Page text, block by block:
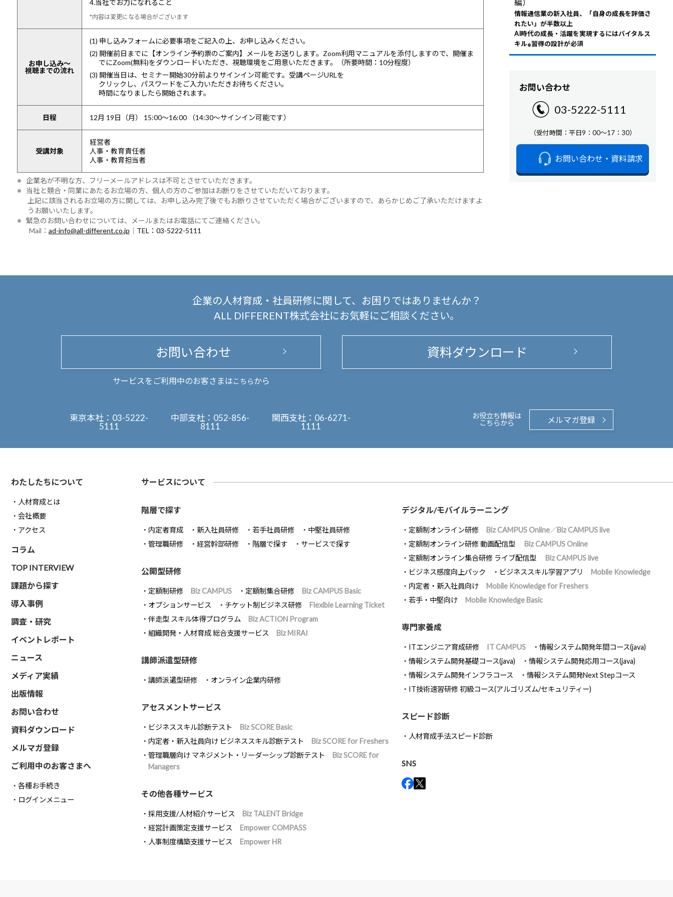
4.当社でお力になれること
*内容は変更になる場合がございます
お申し込み～
視聴までの流れ
(1) 申し込みフォームに必要事項をご記入の上、お申し込みください。
(2) 開催前日までに【オンライン予約票のご案内】メールをお送りします。Zoom利用マニュアルを添付しますので、開催ま
でにZoom(無料)をダウンロードいただき、視聴環境をご用意いただきます。（所要時間：10分程度）
(3) 開催当日は、セミナー開始30分前よりサインイン可能です。受講ページURLを
クリックし、パスワードをご入力いただきお待ちください。
時間になりましたら開始されます。
日程 12月 19日（月） 15:00～16:00（14:30～サインイン可能です）
受講対象
経営者
人事・教育責任者
人事・教育担当者
※ 企業名が不明な方、フリーメールアドレスは不可とさせていただきます。
※ 当社と競合・同業にあたるお立場の方、個人の方のご参加はお断りをさせていただいております。
上記に該当されるお立場の方に関しては、お申し込み完了後でもお断りさせていただく場合がございますので、あらかじめご了承いただけますよ
うお願いいたします。
※ 緊急のお問い合わせについては、メールまたはお電話にてご連絡ください。
Mail： ad-info@all-different.co.jp TEL：03-5222-5111
編）
情報通信業の新入社員、「自身の成長を評価さ
れたい」が半数以上
AI時代の成長・活躍を実現するにはバイタルス
キル®習得の設計が必須
お問い合わせ
03-5222-5111
（受付時間：平日9：00～17：30）
お問い合わせ・資料請求
企業の人材育成・社員研修に関して、
お困りではありませんか？
ALL DIFFERENT株式会社にお気軽にご相談ください。
お問い合わせ
サービスをご利用中のお客さまはこちらから
資料ダウンロード
東京本社： 03-5222-
5111
中部支社： 052-856-
8111
関西支社： 06-6271-
1111
お役立ち情報は
こちらから
メルマガ登録
わたしたちについて
人材育成とは
会社概要
アクセス
コラム
TOP INTERVIEW
課題から探す
導入事例
調査・研究
イベントレポート
ニュース
メディア実績
出版情報
お問い合わせ
資料ダウンロード
メルマガ登録
ご利用中のお客さまへ
各種お手続き
ログインメニュー
サービスについて
階層で探す
内定者育成 新入社員研修 若手社員研修
中堅社員研修
管理職研修
経営幹部研修 階層で探す サービスで探す
公開型研修
定額制研修 Biz CAMPUS 定額制集合研修
Biz CAMPUS Basic
オプションサービス
チケット制ビジネス研修
Flexible Learning Ticket
伴走型 スキル体得プログラム
Biz ACTION Program
組織開発・人材育成 総合支援サービス
Biz MIRAI
講師派遣型研修
講師派遣型研修 オンライン企業内研修
アセスメントサービス
ビジネススキル診断テスト
Biz SCORE Basic
内定者・新入社員向け ビジネススキル診断テスト
Biz SCORE for Freshers
管理職層向け マネジメント・リーダーシップ診断テスト
Biz SCORE for
Managers
その他各種サービス
採用支援/人材紹介サービス
Biz TALENT Bridge
経営計画策定支援サービス
Empower COMPASS
人事制度構築支援サービス
Empower HR
デジタル/モバイルラーニング
定額制オンライン研修
Biz CAMPUS Online／Biz CAMPUS live
定額制オンライン研修 動画配信型
Biz CAMPUS Online
定額制オンライン集合研修 ライブ配信型
Biz CAMPUS live
ビジネス感度向上パック
ビジネススキル学習アプリ
Mobile Knowledge
内定者・新入社員向け
Mobile Knowledge for Freshers
若手・中堅向け
Mobile Knowledge Basic
専門家養成
ITエンジニア育成研修 IT CAMPUS
情報システム開発年間コース(java)
情報システム開発基礎コース(java)
情報システム開発応用コース(java)
情報システム開発インフラコース
情報システム開発Next Stepコース
IT技術速習研修 初級コース(アルゴリズム/セキュリティー)
スピード診断
人材育成手法スピード診断
SNS